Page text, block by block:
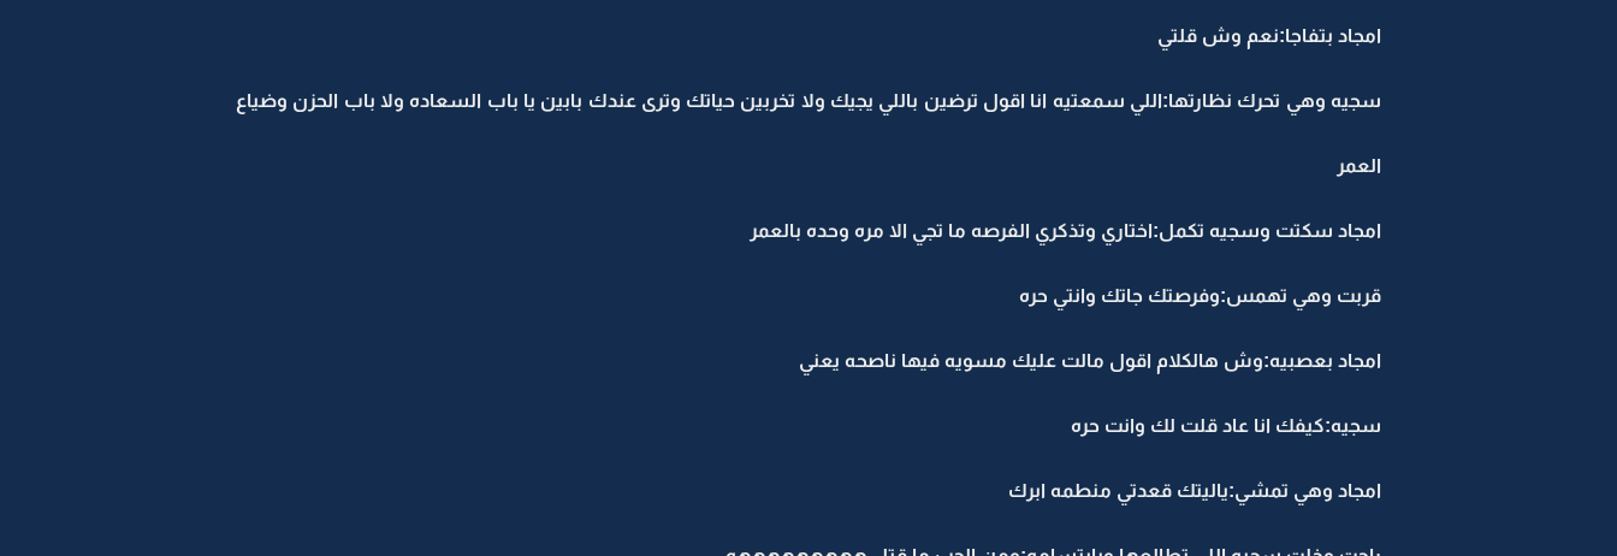
امجاد بتفاجا:نعم وش قلتي
سجيه وهي تحرك نظارتها:اللي سمعتيه انا اقول ترضين باللي يجيك ولا تخربين حياتك وترى عندك بابين يا باب السعاده ولا باب الحزن وضياع
العمر
امجاد سكتت وسجيه تكمل:اختاري وتذكري الفرصه ما تجي الا مره وحده بالعمر
قربت وهي تهمس:وفرصتك جاتك وانتي حره
امجاد بعصبيه:وش هالكلام اقول مالت عليك مسويه فيها ناصحه يعني
سجيه:كيفك انا عاد قلت لك وانت حره
امجاد وهي تمشي:ياليتك قعدتي منطمه ابرك